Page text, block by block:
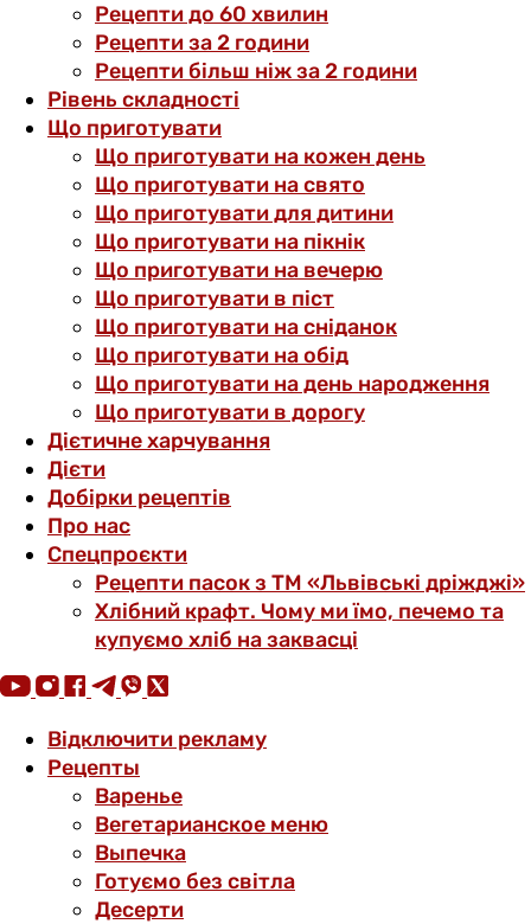
Рецепти до 60 хвилин
Рецепти за 2 години
Рецепти більш ніж за 2 години
Рівень складності
Що приготувати
Що приготувати на кожен день
Що приготувати на свято
Що приготувати для дитини
Що приготувати на пікнік
Що приготувати на вечерю
Що приготувати в піст
Що приготувати на сніданок
Що приготувати на обід
Що приготувати на день народження
Що приготувати в дорогу
Дієтичне харчування
Дієти
Добірки рецептів
Про нас
Спецпроєкти
Рецепти пасок з ТМ «Львівські дріжджі»
Хлібний крафт. Чому ми їмо, печемо та
купуємо хліб на заквасці
Відключити рекламу
Рецепты
Варенье
Вегетарианское меню
Выпечка
Готуємо без світла
Десерти